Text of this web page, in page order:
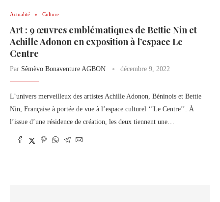
Actualité Culture
Art : 9 œuvres emblématiques de Bettie Nin et
Achille Adonon en exposition à l’espace Le
Centre
Par Sêmèvo Bonaventure AGBON décembre 9, 2022
L’univers merveilleux des artistes Achille Adonon, Béninois et Bettie
Nin, Française à portée de vue à l’espace culturel ‘’Le Centre’’. À
l’issue d’une résidence de création, les deux tiennent une…